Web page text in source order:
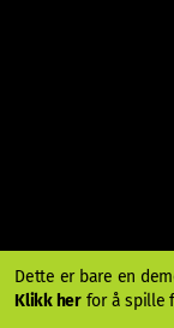
Dette er bare en
Klikk herfor å spille